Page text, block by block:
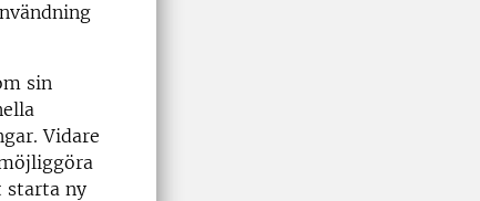
sin
Vidare
starta ny